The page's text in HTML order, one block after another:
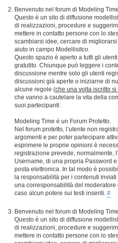
Benvenuto nel forum di Modeling
Questo è un sito di diffusione
di realizzazioni, procedure e
mettere in contatto persone con lo
scambiarsi idee, cercare di
aiuto in campo Modellisitco.
Questo spazio è aperto a tutti gli
gratutito. Chiunque può leggere i
discussione mentre solo gli utenti
discussioni già aperte o iniziarne di
alcune regole (che una volta iscritto
che vanno a cautelare la vita della
suoi partecipanti:
Modeling Time è un Forum Protetto.
Nel forum protetto, l’utente non
argomenti e per poter partecipare
esprimere le proprie opinioni è
registrazione prevede, normalmente,
Username, di una propria Password
posta elettronica. In tal modo è
la responsabilità per i contenuti
una corresponsabilità del
caso alcun potere sui testi inseriti. #
Benvenuto nel forum di Modeling
Questo è un sito di diffusione
di realizzazioni, procedure e
mettere in contatto persone con lo